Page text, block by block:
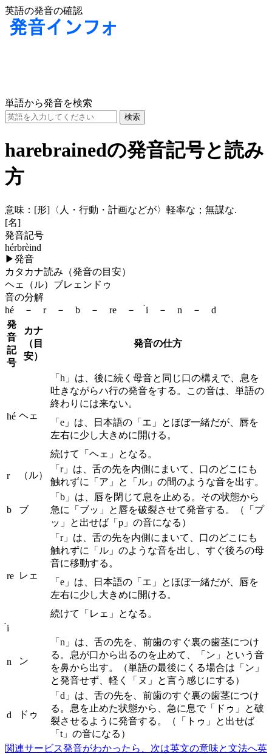
英語の発音の確認
単語から発音を検索
harebrainedの発音記号と読み
方
意味： [形] 〈人・行動・計画などが〉軽率な；無謀な.
[名]
発音記号
hérbrèind
▶発音
カタカナ読み（発音の目安）
ヘェ（ル）ブレェンドゥ
音の分解
hé － r － b － re － ̀i － n － d
発
音
記
号
カナ
（目
安）
発音の仕方
hé ヘェ
「h」は、後に続く母音と同じ口の構えで、息を
吐きながらハ行の発音をする。この音は、単語の
終わりには来ない。
「e」は、日本語の「エ」とほぼ一緒だが、唇を
左右に少し大きめに開ける。
続けて「ヘェ」となる。
r （ル）
「r」は、舌の先を内側にまいて、口のどこにも
触れずに「ア」と「ル」の間のような音を出す。
b ブ
「b」は、唇を閉じて息を止める。その状態から
急に「ブッ」と唇を破裂させて発音する。（「プ
ッ」と出せば「p」の音になる）
re レェ
「r」は、舌の先を内側にまいて、口のどこにも
触れずに「ル」のような音を出し、すぐ後ろの母
音に移動する。
「e」は、日本語の「エ」とほぼ一緒だが、唇を
左右に少し大きめに開ける。
続けて「レェ」となる。
̀i
n ン
「n」は、舌の先を、前歯のすぐ裏の歯茎につけ
る。息が口から出るのを止めて、「ン」という音
を鼻から出す。（単語の最後にくる場合は「ン」
と発音せず、軽く「ヌ」と言う感じにする）
d ドゥ
「d」は、舌の先を、前歯のすぐ裏の歯茎につけ
る。息を止めた状態から、急に息で「ドゥ」と破
裂させるように発音する。（「トゥ」と出せば
「t」の音になる）
関連サービス発音がわかったら、次は英文の意味と文法へ英